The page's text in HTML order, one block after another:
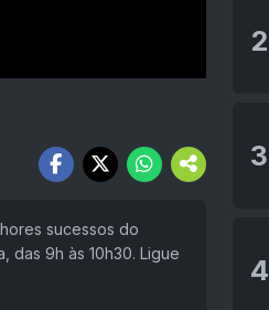
sucessos do
das 9h às 10h30. Ligue
2
3
4